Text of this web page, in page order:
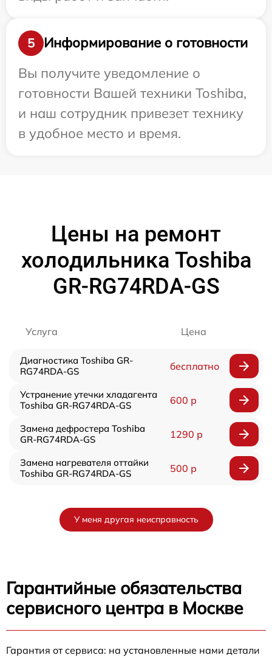
5
Информирование о готовности
Вы получите уведомление о
готовности Вашей техники Toshiba,
и наш сотрудник привезет технику
в удобное место и время.
Цены на ремонт
холодильника Toshiba
GR-RG74RDA-GS
Услуга Цена
Диагностика Toshiba GR-
RG74RDA-GS
бесплатно
Устранение утечки хладагента
Toshiba GR-RG74RDA-GS
600 р
Замена дефростера Toshiba
GR-RG74RDA-GS
1290 р
Замена нагревателя оттайки
Toshiba GR-RG74RDA-GS
500 р
У меня другая неисправность
Гарантийные обязательства
сервисного центра в Москве
Гарантия от сервиса: на установленные нами детали